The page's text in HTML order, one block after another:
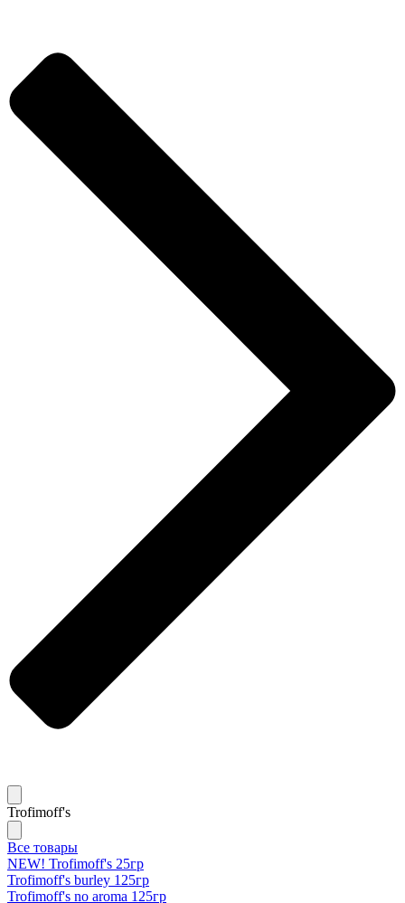
Trofimoff's
Все товары
NEW! Trofimoff's 25гр
Trofimoff's burley 125гр
Trofimoff's no aroma 125гр